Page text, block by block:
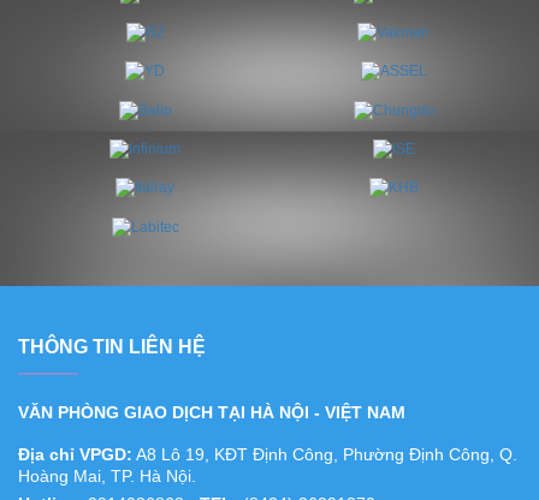
THÔNG TIN LIÊN HỆ
VĂN PHÒNG GIAO DỊCH TẠI HÀ NỘI - VIỆT NAM
Địa chỉ VPGD: A8 Lô 19, KĐT Định Công, Phường Định Công, Q.
Hoàng Mai, TP. Hà Nội.